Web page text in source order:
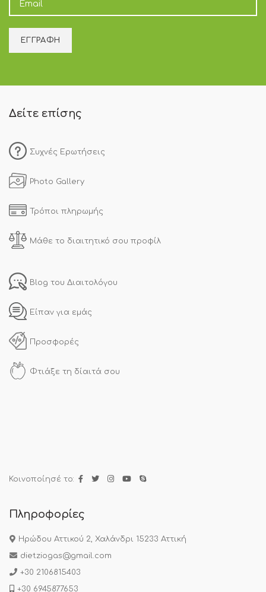
Δείτε επίσης
Συχνές Ερωτήσεις
Photo Gallery
Τρόποι πληρωμής
Μάθε το διαιτητικό σου προφίλ
Blog του Διαιτολόγου
Είπαν για εμάς
Προσφορές
Φτιάξε τη δίαιτά σου
Κοινοποίησέ το:
Πληροφορίες
Ηρώδου Αττικού 2, Χαλάνδρι 15233 Αττική
dietziogas@gmail.com
+30 2106815403
+30 6945877653